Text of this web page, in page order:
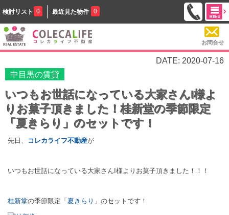
検討リスト 0 最近見た物件 0
お問合せ
DATE: 2020-07-16
中目黒の賃貸
いつもお世話になっている大家さんI様よ
りお菓子頂きました！桂新堂の季節限定
「夏きらり」のセットです！
先日、 コレカライフ不動産が
いつもお世話になっている大家さんI様よりお菓子頂きました！！！
桂新堂の季節限定「 夏きらり 」のセットです！